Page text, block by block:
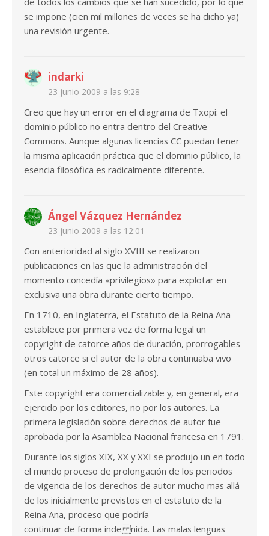
se impone (cien mil millones de veces se ha dicho ya)
una revisión urgente.
indarki
23 junio 2009 a las 9:28
Creo que hay un error en el diagrama de Txopi: el
dominio público no entra dentro del Creative
Commons. Aunque algunas licencias CC puedan tener
la misma aplicación práctica que el dominio público, la
esencia filosófica es radicalmente diferente.
Ángel Vázquez Hernández
23 junio 2009 a las 12:01
Con anterioridad al siglo XVIII se realizaron
publicaciones en las que la administración del
momento concedía «privilegios» para explotar en
exclusiva una obra durante cierto tiempo.
En 1710, en Inglaterra, el Estatuto de la Reina Ana
establece por primera vez de forma legal un
copyright de catorce años de duración, prorrogables
otros catorce si el autor de la obra continuaba vivo
(en total un máximo de 28 años).
Este copyright era comercializable y, en general, era
ejercido por los editores, no por los autores. La
primera legislación sobre derechos de autor fue
aprobada por la Asamblea Nacional francesa en 1791.
Durante los siglos XIX, XX y XXI se produjo un en todo
el mundo proceso de prolongación de los periodos
de vigencia de los derechos de autor mucho mas allá
de los inicialmente previstos en el estatuto de la
Reina Ana, proceso que podría
continuar de forma inde nida. Las malas lenguas